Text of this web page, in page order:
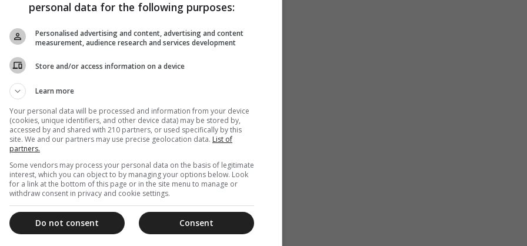
έχει σχέση με την χριστιανική φιλοξενία,
των παρευρισκομένων σε μια κηδεία ή σε ένα
έχει τόσο σημασία. Αν βέβαια είναι περίοδος
νηστίσιμα.
να καταναλωθεί και πιο εύπεπτη, γιαυτό
για κάποιον που ήρθε από μακριά για να
προσφέρουμε ένα πιάτο ζεστό φαγητό, ως
που διένυσε, για να παρευρεθεί στο
και για τον καφέ που προσφέρεται.
ταφή και δεν τρώμε απαραιτήτως ψαρόσουπα.
personal data for the following purposes:
Personalised advertising and content, advertising and content
measurement, audience research and services development
Store and/or access information on a device
Learn more
Your personal data will be processed and information from your device
(cookies, unique identifiers, and other device data) may be stored by,
accessed by and shared with 210 partners, or used specifically by this
site. We and our partners may use precise geolocation data. List of
partners.
Some vendors may process your personal data on the basis of legitimate
interest, which you can object to by managing your options below. Look
for a link at the bottom of this page or in the site menu to manage or
withdraw consent in privacy and cookie settings.
Consent
Do not consent